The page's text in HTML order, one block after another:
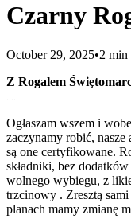
Czarny
October 29, 2025•2 min
Z Rogalem
....
Ogłaszam wszem i
zaczynamy robić, nasze
są one certyfikowane.
składniki, bez
wolnego wybiegu, z
trzcinowy . Zresztą
planach mamy zmianę